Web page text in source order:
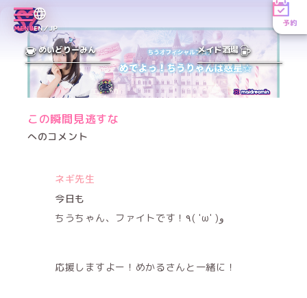
MENUEN／JP
予約
めいどりーみん メイド酒場
この瞬間見逃すな
へのコメント
ネギ先生
今日も
ちうちゃん、ファイトです！٩( 'ω' )و
応援しますよー！めかるさんと一緒に！